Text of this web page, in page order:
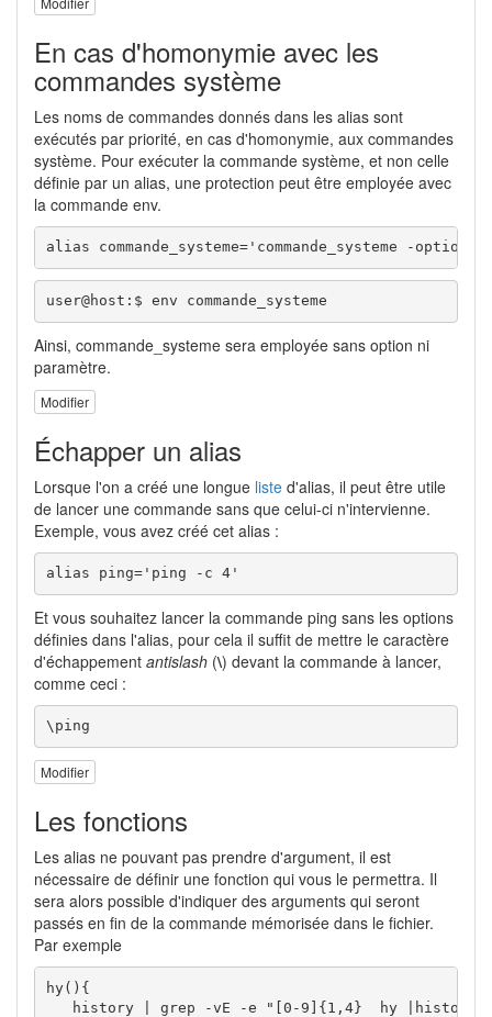
En cas d'homonymie avec les
commandes système
Les noms de commandes donnés dans les alias sont
exécutés par priorité, en cas d'homonymie, aux commandes
système. Pour exécuter la commande système, et non celle
définie par un alias, une protection peut être employée avec
la commande env.
alias commande_systeme='commande_systeme -option
user@host:$ env commande_systeme
Ainsi, commande_systeme sera employée sans option ni
paramètre.
Modifier
Échapper un alias
Lorsque l'on a créé une longue liste d'alias, il peut être utile
de lancer une commande sans que celui-ci n'intervienne.
Exemple, vous avez créé cet alias :
alias ping='ping -c 4'
Et vous souhaitez lancer la commande ping sans les options
définies dans l'alias, pour cela il suffit de mettre le caractère
d'échappement antislash (\) devant la commande à lancer,
comme ceci :
\ping
Modifier
Les fonctions
Les alias ne pouvant pas prendre d'argument, il est
nécessaire de définir une fonction qui vous le permettra. Il
sera alors possible d'indiquer des arguments qui seront
passés en fin de la commande mémorisée dans le fichier.
Par exemple
hy(){
history | grep -vE -e "[0-9]{1,4}  hy